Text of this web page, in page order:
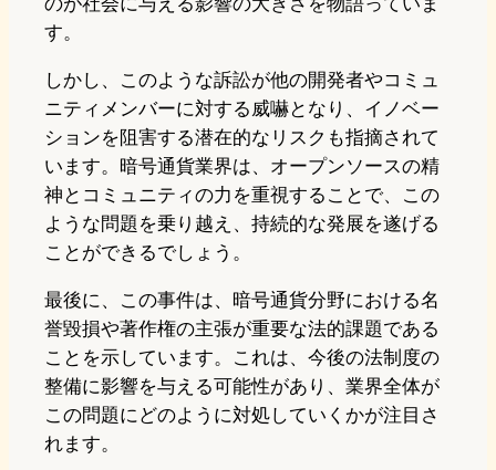
す。
しかし、このような訴訟が他の開発者やコミュ
ニティメンバーに対する威嚇となり、イノベー
ションを阻害する潜在的なリスクも指摘されて
います。暗号通貨業界は、オープンソースの精
神とコミュニティの力を重視することで、この
ような問題を乗り越え、持続的な発展を遂げる
ことができるでしょう。
最後に、この事件は、暗号通貨分野における名
誉毀損や著作権の主張が重要な法的課題である
ことを示しています。これは、今後の法制度の
整備に影響を与える可能性があり、業界全体が
この問題にどのように対処していくかが注目さ
れます。